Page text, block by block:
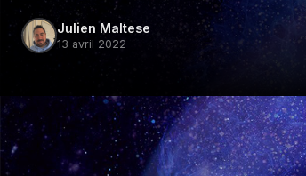
Julien Maltese
13 avril 2022